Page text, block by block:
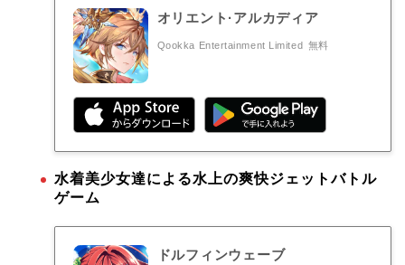
オリエント·アルカディア
Qookka Entertainment Limited 無料
水着美少女達による水上の爽快ジェットバトル
ゲーム
ドルフィンウェーブ